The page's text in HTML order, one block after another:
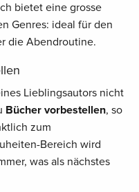
bietet eine grosse
Genres: ideal für den
die Abendroutine.
Lieblingsautors nicht
Bücher vorbestellen, so
zum
Bereich wird
was als nächstes